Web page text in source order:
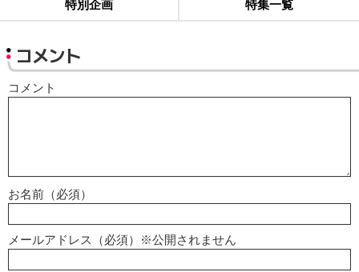
特別企画 特集一覧
コメント
コメント
お名前（必須）
メールアドレス（必須）※公開されません